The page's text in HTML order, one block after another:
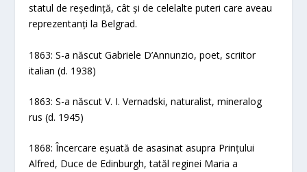
statul de reședință, cât și de celelalte puteri care aveau
reprezentanți la Belgrad.
1863: S-a născut Gabriele D’Annunzio, poet, scriitor
italian (d. 1938)
1863: S-a născut V. I. Vernadski, naturalist, mineralog
rus (d. 1945)
1868: Încercare eșuată de asasinat asupra Prințului
Alfred, Duce de Edinburgh, tatăl reginei Maria a